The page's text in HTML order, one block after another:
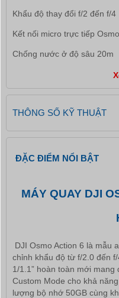
Khẩu độ thay đổi f/2 đến f/4
Kết nối micro trực tiếp
Chống nước ở độ sâu 20m
THÔNG SỐ KỸ THUẬT
ĐẶC ĐIỂM NỔI BẬT
MÁY QUAY DJI
DJI Osmo Action 6 là mẫu
chỉnh khẩu độ từ f/2.0 đến
1/1.1” hoàn toàn mới
Custom Mode cho khả
lượng bộ nhớ 50GB cùng